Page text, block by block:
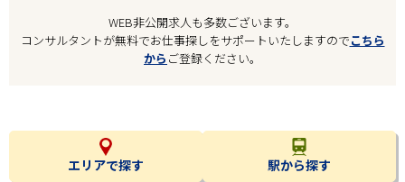
WEB非公開求人も多数ございます。
コンサルタントが無料でお仕事探しをサポートいたしますのでこちら
から ご登録ください。
エリアで探す 駅から探す